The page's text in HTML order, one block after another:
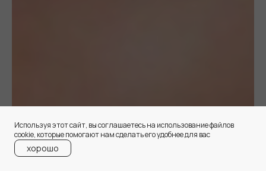
Используя этот сайт, вы соглашаетесь на использование файлов
сооkіе, которые помогают нам сделать его удобнее для вас
хорошо